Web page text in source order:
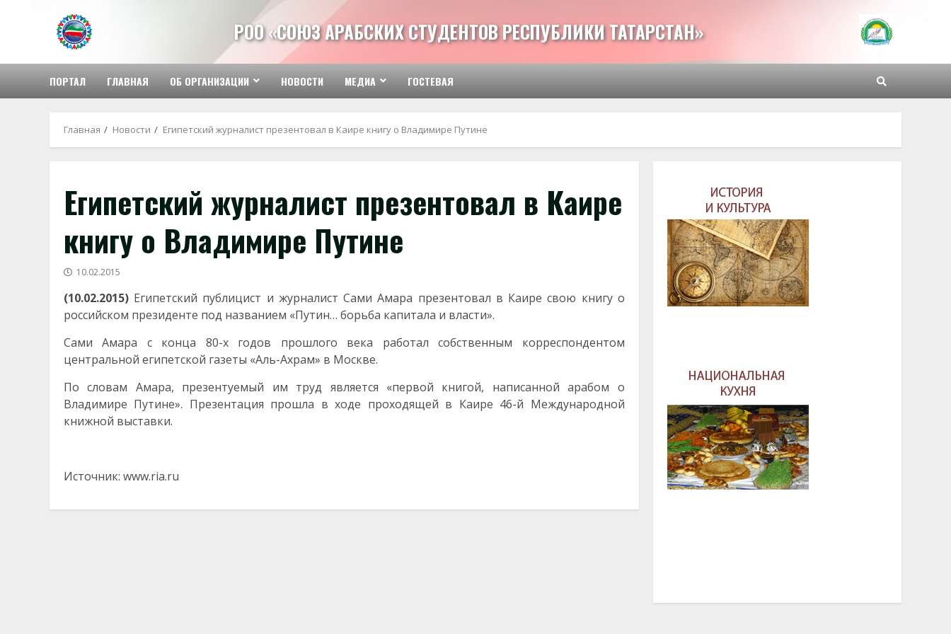
содержимому
РОО «СОЮЗ АРАБСКИХ СТУДЕНТОВ РЕСПУБЛИКИ ТАТАРСТАН»
ПОРТАЛ ГЛАВНАЯ ОБ ОРГАНИЗАЦИИ НОВОСТИ МЕДИА ГОСТЕВАЯ
Главная Новости Египетский журналист презентовал в Каире книгу о Владимире Путине
Египетский журналист презентовал в Каире
книгу о Владимире Путине
10.02.2015
(10.02.2015) Египетский публицист и журналист Сами Амара презентовал в Каире свою книгу о
российском президенте под названием «Путин… борьба капитала и власти».
Сами Амара с конца 80-х годов прошлого века работал собственным корреспондентом
центральной египетской газеты «Аль-Ахрам» в Москве.
По словам Амара, презентуемый им труд является «первой книгой, написанной арабом о
Владимире Путине». Презентация прошла в ходе проходящей в Каире 46-й Международной
книжной выставки.
Источник: www.ria.ru